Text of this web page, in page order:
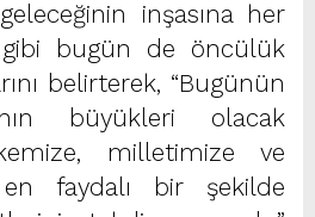
inşasına her
bugün de öncülük
belirterek, “Bugünün
büyükleri olacak
milletimize ve
faydalı bir şekilde